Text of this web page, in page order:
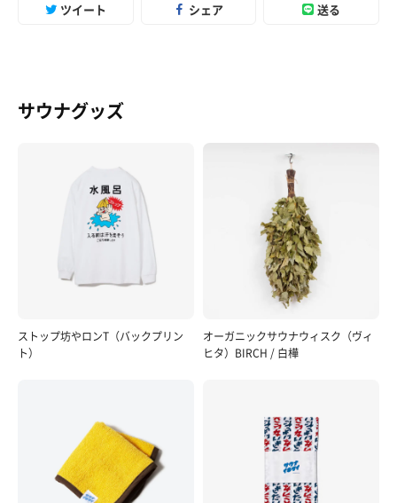
ツイート シェア 送る
サウナグッズ
ストップ坊やロンT（バックプリン
ト）
オーガニックサウナウィスク（ヴィ
ヒタ）BIRCH / 白樺